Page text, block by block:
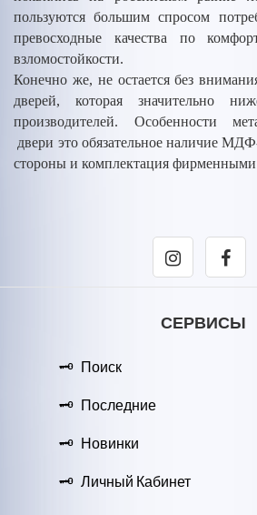
пользуются большим спросом
превосходные качества по
взломостойкости.
Конечно же, не остается без
дверей, которая значительно
производителей. Особенности
двери это обязательное наличие
стороны и комплектация
СЕРВИСЫ
Поиск
Последние
Новинки
Личный Кабинет